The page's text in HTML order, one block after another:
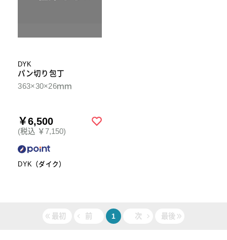
DYK
パン切り包丁
363×30×26ｍｍ
￥6,500
(税込 ￥7,150)
DYK（ダイク）
最初 前 1 次 最後